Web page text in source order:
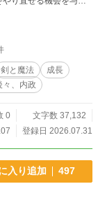
。性格の捻じ曲がった
剣と魔法
成長
々、内政
0
文字数 37,132
登録日 2026.07.31
入り追加 497